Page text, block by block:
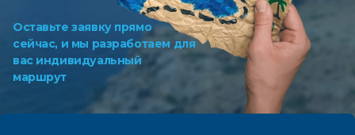
Оставьте заявку прямо
сейчас, и мы разработаем для
вас индивидуальный
маршрут